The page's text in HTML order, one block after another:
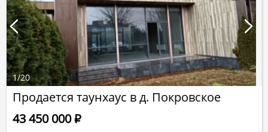
Продается таунхаус в д. Покровское
43 450 000Р
1/20